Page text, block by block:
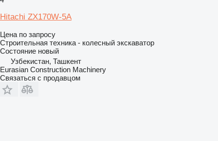
Hitachi ZX170W-5A
Цена по запросу
Строительная техника - колесный экскаватор
Состояние новый
Узбекистан, Ташкент
Eurasian Construction Machinery
Связаться с продавцом